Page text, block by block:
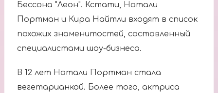
Бессона "Леон". Кстати, Натали
Портман и Кира Найтли входят в список
похожих знаменитостей, составленный
специалистами шоу-бизнеса.
В 12 лет Натали Портман стала
вегетарианкой. Более того, актриса